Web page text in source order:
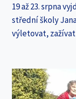
19 až 23. srpna
střední školy
výletovat,